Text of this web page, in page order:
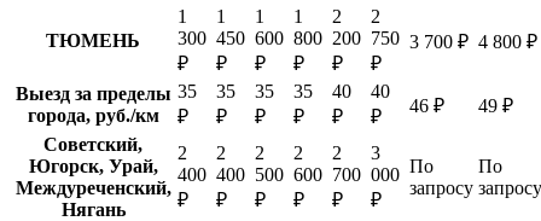
ТЮМЕНЬ
1
300
₽
1
450
₽
1
600
₽
1
800
₽
2
200
₽
2
750
₽
3 700 ₽ 4 800 ₽
Выезд за пределы
города, руб./км
35
₽
35
₽
35
₽
35
₽
40
₽
40
₽
46 ₽
49 ₽
Советский,
Югорск, Урай,
Междуреченский,
Нягань
2
400
₽
2
400
₽
2
500
₽
2
600
₽
2
700
₽
3
000
₽
По
запросу
По
запросу